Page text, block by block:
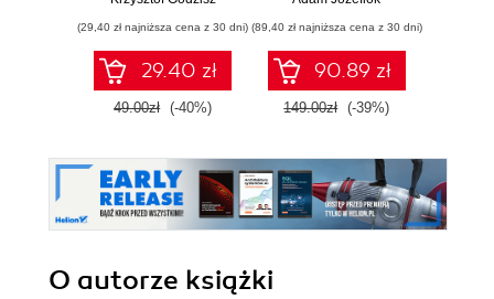
(29,40 zł najniższa cena z 30 dni)
29.40 zł
49.00zł (-40%)
(89,40 zł najniższa cena z 30 dni)
90.89 zł
149.00zł (-39%)
O autorze książki